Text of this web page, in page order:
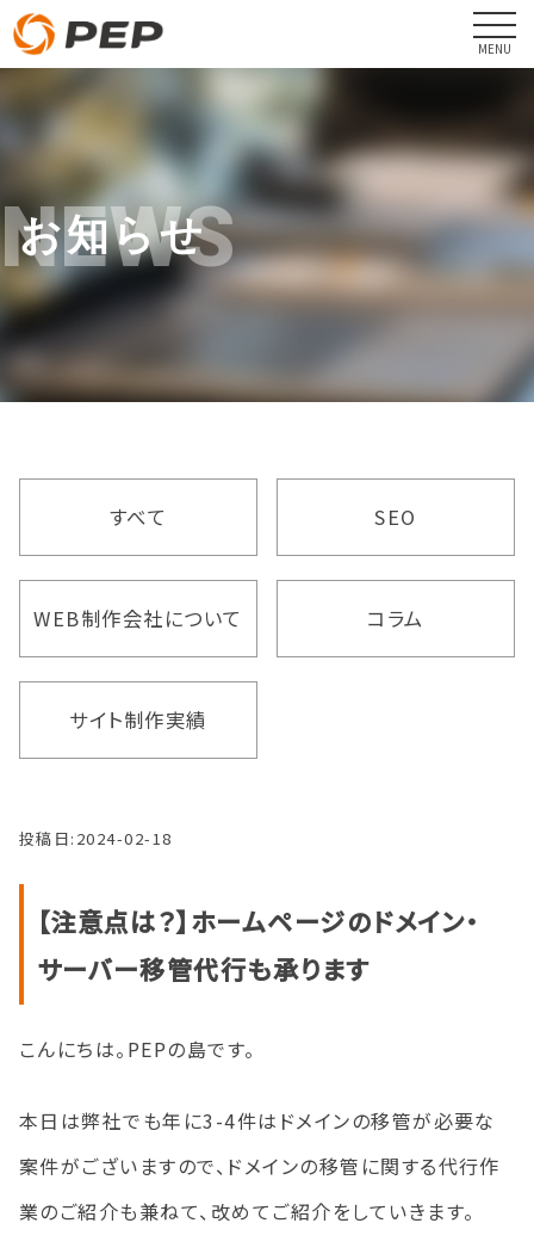
NEWS
お知らせ
すべて SEO
WEB制作会社について コラム
サイト制作実績
投稿日: 2024-02-18
【注意点は？】ホームページのドメイン・
サーバー移管代行も承ります
こんにちは。PEPの島です。
本日は弊社でも年に3-4件はドメインの移管が必要な
案件がございますので、ドメインの移管に関する代行作
業のご紹介も兼ねて、改めてご紹介をしていきます。